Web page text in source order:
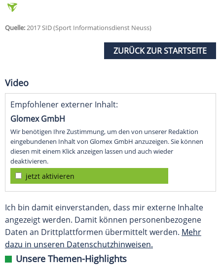
Quelle:2017 SID (Sport Informationsdienst Neuss)
ZURÜCK ZUR STARTSEITE
Video
Empfohlener externer Inhalt:
Glomex GmbH
Wir benötigen Ihre Zustimmung, um den von unserer Redaktion
eingebundenen Inhalt von Glomex GmbH anzuzeigen. Sie können
diesen mit einem Klick anzeigen lassen und auch wieder
deaktivieren.
jetzt aktivieren
Ich bin damit einverstanden, dass mir externe Inhalte
angezeigt werden. Damit können personenbezogene
Daten an Drittplattformen übermittelt werden. Mehr
dazu in unseren Datenschutzhinweisen.
Unsere Themen-Highlights